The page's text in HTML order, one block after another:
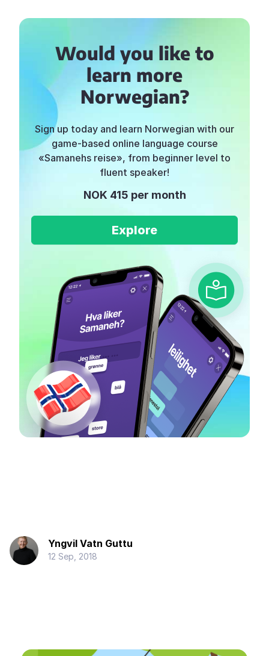
Would you like to
learn more
Norwegian?
Sign up today and learn Norwegian with our
game-based online language course
«Samanehs reise», from beginner level to
fluent speaker!
NOK 415 per month
Explore
Yngvil Vatn Guttu
12 Sep, 2018